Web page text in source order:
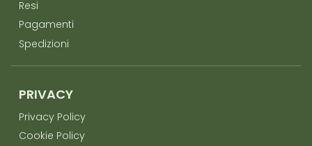
Resi
Pagamenti
Spedizioni
PRIVACY
Privacy Policy
Cookie Policy